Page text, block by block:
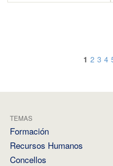
1 2 3 4
TEMAS
Formación
Recursos Humanos
Concellos